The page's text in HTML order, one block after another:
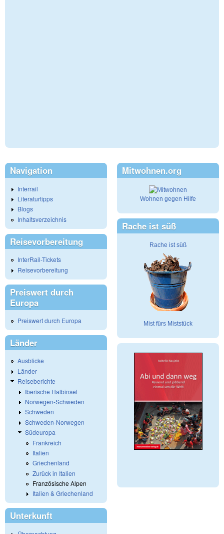
Navigation
Interrail
Literaturtipps
Blogs
Inhaltsverzeichnis
Reisevorbereitung
InterRail-Tickets
Reisevorbereitung
Preiswert durch
Europa
Preiswert durch Europa
Länder
Ausblicke
Länder
Reiseberichte
Iberische Halbinsel
Norwegen-Schweden
Schweden
Schweden-Norwegen
Südeuropa
Frankreich
Italien
Griechenland
Zurück in Italien
Französische Alpen
Italien & Griechenland
Unterkunft
Mitwohnen.org
Wohnen gegen Hilfe
Rache ist süß
Rache ist süß
Mist fürs Miststück